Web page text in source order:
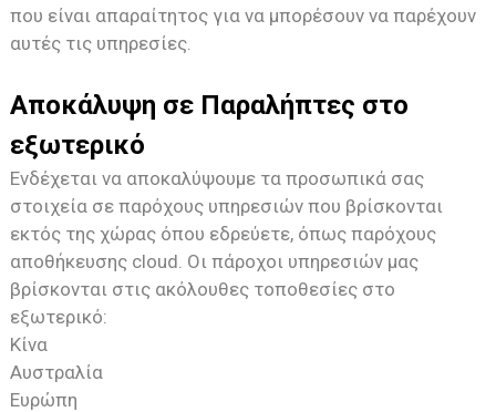
που είναι απαραίτητος για να μπορέσουν να παρέχουν
αυτές τις υπηρεσίες.
Αποκάλυψη σε Παραλήπτες στο
εξωτερικό
Ενδέχεται να αποκαλύψουμε τα προσωπικά σας
στοιχεία σε παρόχους υπηρεσιών που βρίσκονται
εκτός της χώρας όπου εδρεύετε, όπως παρόχους
αποθήκευσης cloud. Οι πάροχοι υπηρεσιών μας
βρίσκονται στις ακόλουθες τοποθεσίες στο
εξωτερικό:
Κίνα
Αυστραλία
Ευρώπη